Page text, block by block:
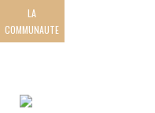
LA
COMMUNAUTE